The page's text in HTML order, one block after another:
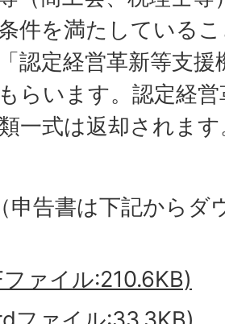
件を満たしている
認定経営革新等支援
らいます。認定経
一式は返却されます
申告書は下記からダ
ァイル:210.6KB)